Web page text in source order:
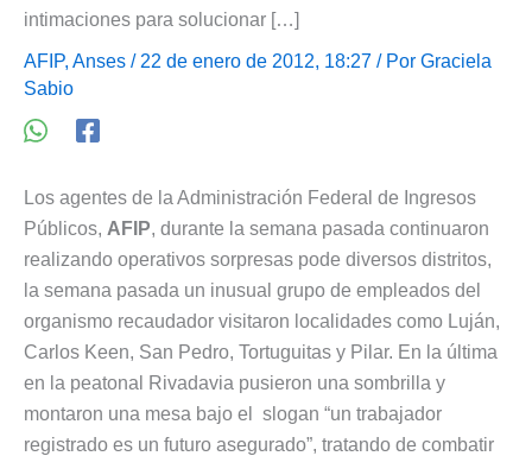
intimaciones para solucionar […]
AFIP, Anses / 22 de enero de 2012, 18:27 / Por Graciela
Sabio
Los agentes de la Administración Federal de Ingresos
Públicos, AFIP, durante la semana pasada continuaron
realizando operativos sorpresas pode diversos distritos,
la semana pasada un inusual grupo de empleados del
organismo recaudador visitaron localidades como Luján,
Carlos Keen, San Pedro, Tortuguitas y Pilar. En la última
en la peatonal Rivadavia pusieron una sombrilla y
montaron una mesa bajo el slogan “un trabajador
registrado es un futuro asegurado”, tratando de combatir